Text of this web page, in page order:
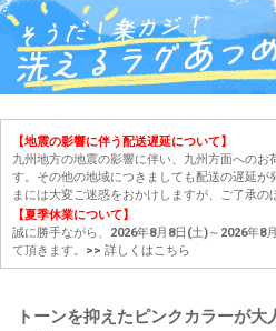
【地震の影響に伴う配送遅延について】
九州地方の地震の影響に伴い、九州方面へのお
す。その他の地域につきましても配送の遅延が
まには大変ご迷惑をおかけしますが、ご了承の
【夏季休業について】
誠に勝手ながら、2026年8月8日(土)～2026年8
て頂きます。 >> 詳しくはこちら
トーンを抑えたピンクカラーが